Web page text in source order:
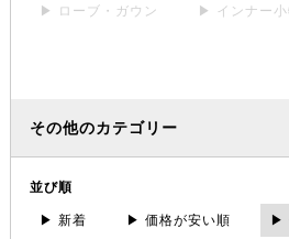
▶ ローブ・ガウン ▶ インナー小
その他のカテゴリー
並び順
▶ 新着 ▶ 価格が安い順 ▶